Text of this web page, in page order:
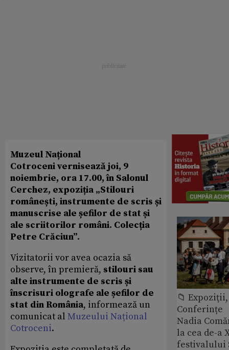
Muzeul Național
Cotroceni vernisează joi, 9
noiembrie, ora 17.00, în Salonul
Cerchez, expoziția „Stilouri
românești, instrumente de scris și
manuscrise ale șefilor de stat și
ale scriitorilor români. Colecția
Petre Crăciun”.
Vizitatorii vor avea ocazia să
observe, în premieră, stilouri sau
alte instrumente de scris și
înscrisuri olografe ale șefilor de
stat din România, informează un
comunicat al Muzeului Național
Cotroceni.
📁
Conferințe
Nadia
la cea de-a
festivalului